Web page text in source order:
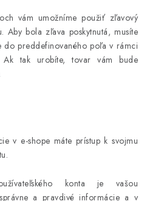
vám umožníme použiť zľavový
Aby bola zľava poskytnutá, musíte
preddefinovaného poľa v rámci
Ak tak urobíte, tovar vám bude
v e-shope máte prístup k svojmu
konta je vašou
a pravdivé informácie a v